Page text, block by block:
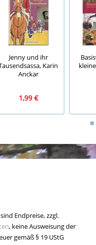
Jenny und ihr
Karin
Anckar
1,99 €
Endpreise, zzgl.
, keine Ausweisung der
gemäß § 19 UStG